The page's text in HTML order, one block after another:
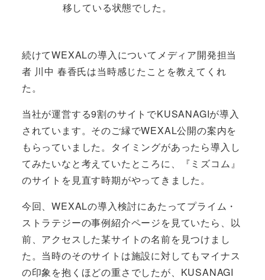
移している状態でした。
続けてWEXALの導入についてメディア開発担当
者 川中 春香氏は当時感じたことを教えてくれ
た。
当社が運営する9割のサイトでKUSANAGIが導入
されています。そのご縁でWEXAL公開の案内を
もらっていました。タイミングがあったら導入し
てみたいなと考えていたところに、『ミズコム』
のサイトを見直す時期がやってきました。
今回、WEXALの導入検討にあたってプライム・
ストラテジーの事例紹介ページを見ていたら、以
前、アクセスした某サイトの名前を見つけまし
た。当時のそのサイトは施設に対してもマイナス
の印象を抱くほどの重さでしたが、KUSANAGI